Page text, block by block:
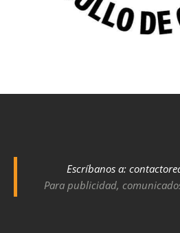
Escríbanos a:
Para publicidad,